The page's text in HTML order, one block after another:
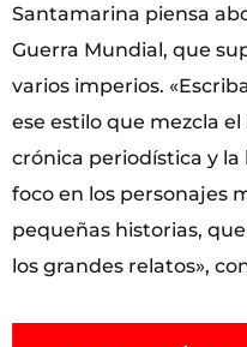
Santamarina piensa
Guerra Mundial, que
varios imperios.
ese estilo que mezcla
crónica periodística y
foco en los personajes
pequeñas historias,
los grandes relatos»,